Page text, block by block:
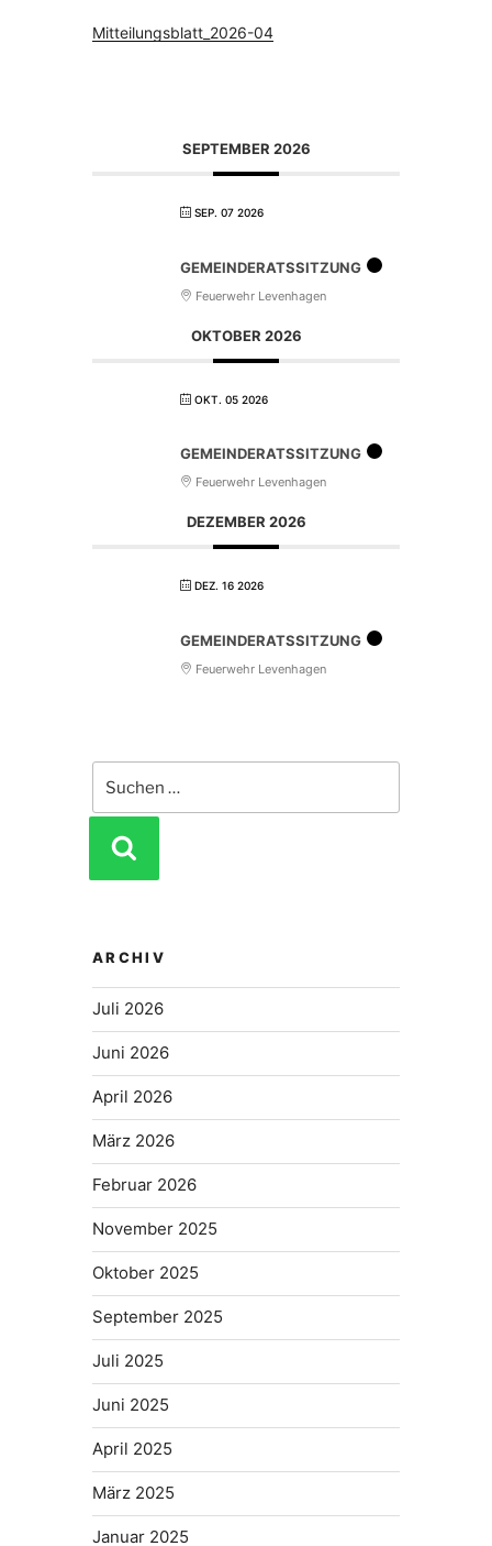
Mitteilungsblatt_2026-04
SEPTEMBER 2026
SEP. 07 2026
GEMEINDERATSSITZUNG
Feuerwehr Levenhagen
OKTOBER 2026
OKT. 05 2026
GEMEINDERATSSITZUNG
Feuerwehr Levenhagen
DEZEMBER 2026
DEZ. 16 2026
GEMEINDERATSSITZUNG
Feuerwehr Levenhagen
nach:
ARCHIV
Juli 2026
Juni 2026
April 2026
März 2026
Februar 2026
November 2025
Oktober 2025
September 2025
Juli 2025
Juni 2025
April 2025
März 2025
Januar 2025